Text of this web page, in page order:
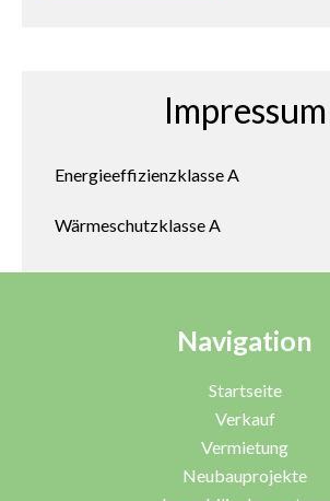
Impressum
EnergieeffizienzklasseA
WärmeschutzklasseA
Navigation
Startseite
Verkauf
Vermietung
Neubauprojekte